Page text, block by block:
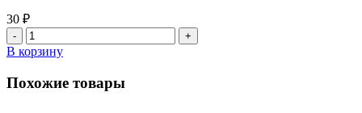
30 ₽
Количество
товара
Сырный
В корзину
Похожие товары